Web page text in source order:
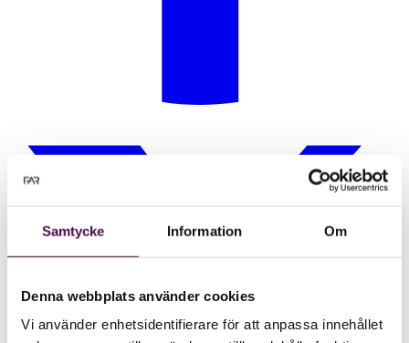
Samtycke Information Om
Denna webbplats använder cookies
Vi använder enhetsidentifierare för att anpassa innehållet